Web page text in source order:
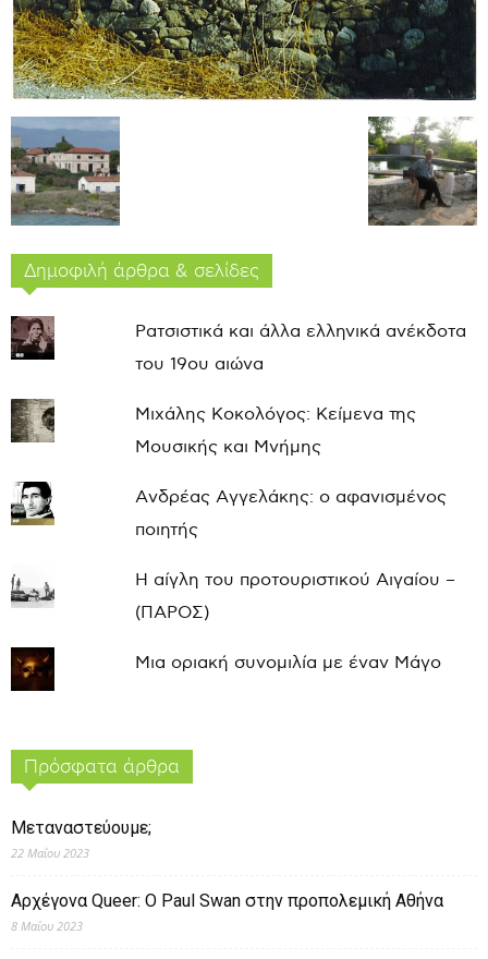
Δημοφιλή άρθρα & σελίδες
Ρατσιστικά και άλλα ελληνικά ανέκδοτα
του 19ου αιώνα
Μιχάλης Κοκολόγος: Κείμενα της
Μουσικής και Μνήμης
Ανδρέας Αγγελάκης: ο αφανισμένος
ποιητής
Η αίγλη του προτουριστικού Αιγαίου –
(ΠΑΡΟΣ)
Μια οριακή συνομιλία με έναν Μάγο
Πρόσφατα άρθρα
Μεταναστεύουμε;
22 Μαΐου 2023
Αρχέγονα Queer: O Paul Swan στην προπολεμική Αθήνα
8 Μαΐου 2023